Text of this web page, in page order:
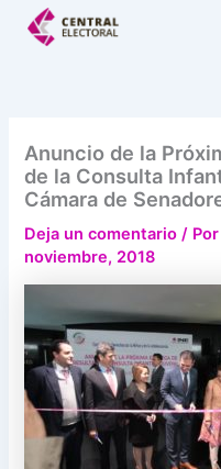
Anuncio de la
de la Consulta
Cámara de
Deja un comentario /
noviembre, 2018